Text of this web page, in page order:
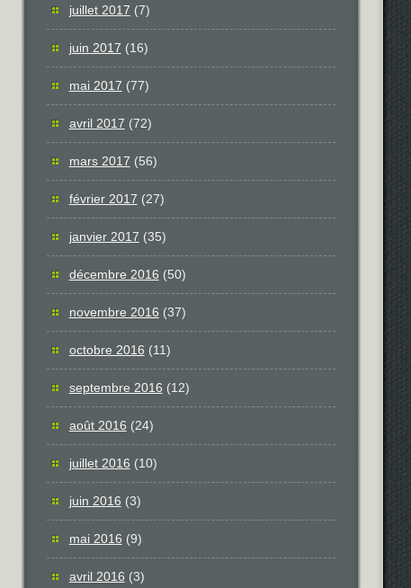
juillet 2017 (7)
juin 2017 (16)
mai 2017 (77)
avril 2017 (72)
mars 2017 (56)
février 2017 (27)
janvier 2017 (35)
décembre 2016 (50)
novembre 2016 (37)
octobre 2016 (11)
septembre 2016 (12)
août 2016 (24)
juillet 2016 (10)
juin 2016 (3)
mai 2016 (9)
avril 2016 (3)